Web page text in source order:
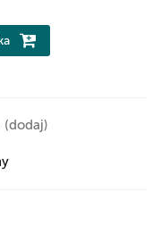
(dodaj)